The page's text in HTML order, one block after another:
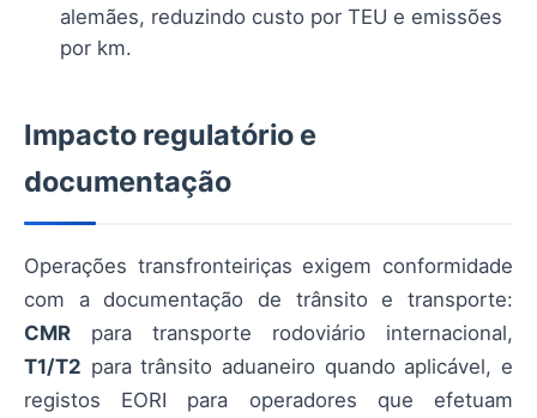
alemães, reduzindo custo por TEU e emissões
por km.
Impacto regulatório e
documentação
Operações transfronteiriças exigem conformidade
com a documentação de trânsito e transporte:
CMR para transporte rodoviário internacional,
T1/T2 para trânsito aduaneiro quando aplicável, e
registos EORI para operadores que efetuam